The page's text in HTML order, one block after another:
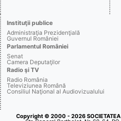
Instituţii publice
Administraţia Prezidenţială
Guvernul României
Parlamentul României
Senat
Camera Deputaţilor
Radio şi TV
Radio România
Televiziunea Română
Consiliul Naţional al Audiovizualului
Copyright © 2000 - 2026 SOCIETATEA